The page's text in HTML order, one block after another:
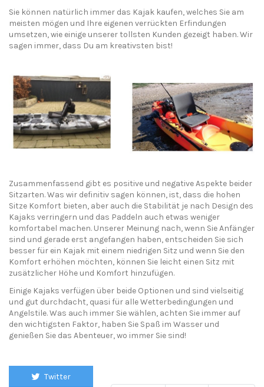
Sie können natürlich immer das Kajak kaufen, welches Sie am
meisten mögen und Ihre eigenen verrückten Erfindungen
umsetzen, wie einige unserer tollsten Kunden gezeigt haben. Wir
sagen immer, dass Du am kreativsten bist!
Zusammenfassend gibt es positive und negative Aspekte beider
Sitzarten. Was wir definitiv sagen können, ist, dass die hohen
Sitze Komfort bieten, aber auch die Stabilität je nach Design des
Kajaks verringern und das Paddeln auch etwas weniger
komfortabel machen. Unserer Meinung nach, wenn Sie Anfänger
sind und gerade erst angefangen haben, entscheiden Sie sich
besser für ein Kajak mit einem niedrigen Sitz und wenn Sie den
Komfort erhöhen möchten, können Sie leicht einen Sitz mit
zusätzlicher Höhe und Komfort hinzufügen.
Einige Kajaks verfügen über beide Optionen und sind vielseitig
und gut durchdacht, quasi für alle Wetterbedingungen und
Angelstile. Was auch immer Sie wählen, achten Sie immer auf
den wichtigsten Faktor, haben Sie Spaß im Wasser und
genießen Sie das Abenteuer, wo immer Sie sind!
Twitter